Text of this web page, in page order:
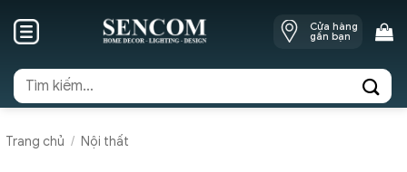
Cửa hàng
gần bạn
Tìm
kiếm:
Trang chủ / Nội thất